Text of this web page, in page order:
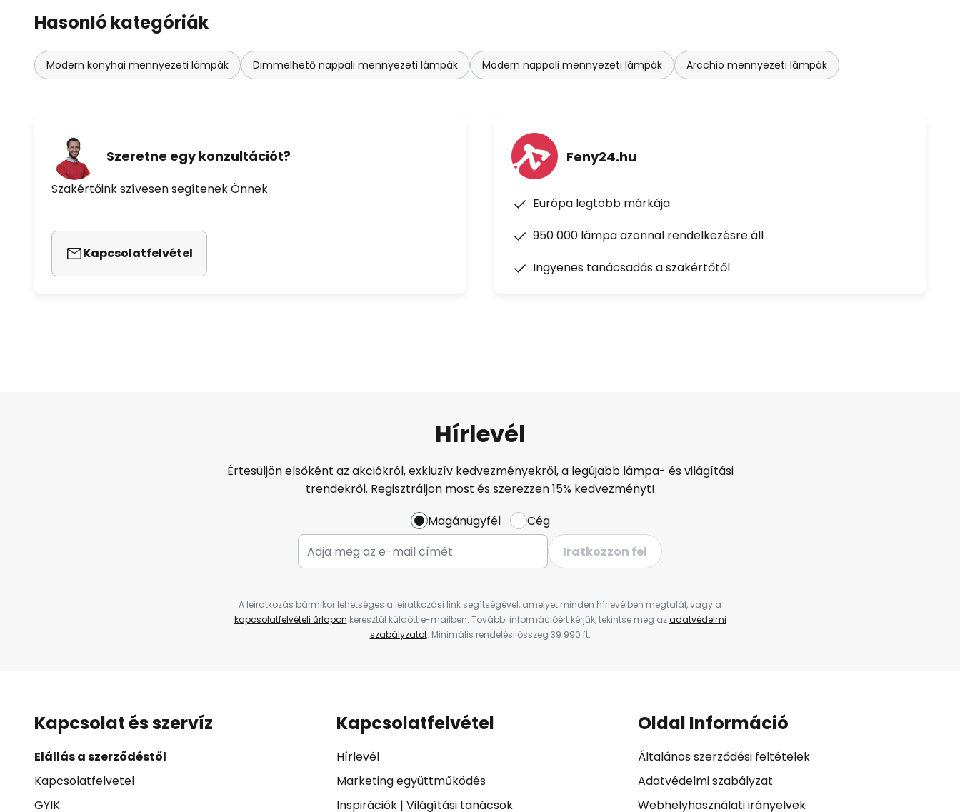
Hasonló kategóriák
Modern konyhai mennyezeti lámpák Dimmelhető nappali mennyezeti lámpák Modern nappali mennyezeti lámpák Arcchio mennyezeti lámpák
Szeretne egy konzultációt?
Szakértőink szívesen segítenek Önnek
Kapcsolatfelvétel
Feny24.hu
Európa legtöbb márkája
950 000 lámpa azonnal rendelkezésre áll
Ingyenes tanácsadás a szakértőtől
Hírlevél
Értesüljön elsőként az akciókról, exkluzív kedvezményekről, a legújabb lámpa- és világítási
trendekről. Regisztráljon most és szerezzen 15% kedvezményt!
Magánügyfél
Cég
Iratkozzon fel
A leiratkozás bármikor lehetséges a leiratkozási link segítségével, amelyet minden hírlevélben megtalál, vagy a
kapcsolatfelvételi űrlapon keresztül küldött e-mailben. További információért kérjük, tekintse meg azadatvédelmi
szabályzatot. Minimális rendelési összeg 39 990 ft.
Kapcsolat és szervíz
Elállás a szerződéstől
Kapcsolatfelvetel
GYIK
Kapcsolatfelvétel
Hírlevél
Marketing együttműködés
Inspirációk| Világítási tanácsok
Oldal Információ
Általános szerződési feltételek
Adatvédelmi szabályzat
Webhelyhasználati irányelvek